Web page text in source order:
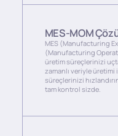
MES-MOM
MES (Manufacturing
(Manufacturing
üretim süreçlerinizi
zamanlı veriyle
süreçlerinizi
tam kontrol sizde.